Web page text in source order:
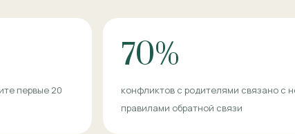
первые 20
70%
конфликтов с родителями связано с
правилами обратной связи